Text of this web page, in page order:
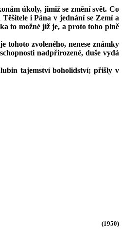
úkoly, jimiž se změní svět. Co
i Pána v jednání se Zemí a
to možné již je, a proto toho plně
tohoto zvoleného, nenese známky
nadpřirozené, duše vydá
tajemstvíboholidství; přišly v
(1950)